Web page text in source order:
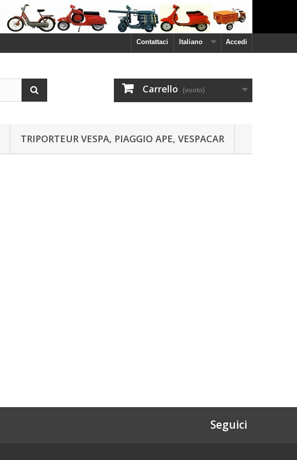
Accedi
Italiano
Contattaci
Carrello (vuoto)
TRIPORTEUR VESPA, PIAGGIO APE, VESPACAR
Seguici